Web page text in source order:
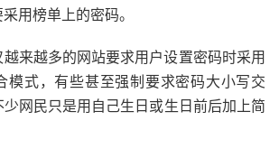
用榜单上的密码。
来越多的网站要求用户设置密码时采用
模式，有些甚至强制要求密码大小写交
网民只是用自己生日或生日前后加上简